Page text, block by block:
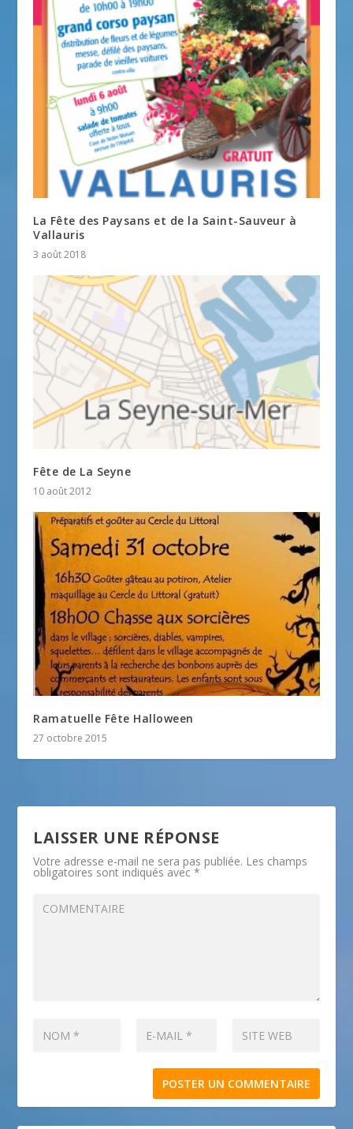
La Fête des Paysans et de la Saint-Sauveur à
Vallauris
3 août 2018
Fête de La Seyne
10 août 2012
Ramatuelle Fête Halloween
27 octobre 2015
LAISSER UNE RÉPONSE
Votre adresse e-mail ne sera pas publiée. Les champs
obligatoires sont indiqués avec*